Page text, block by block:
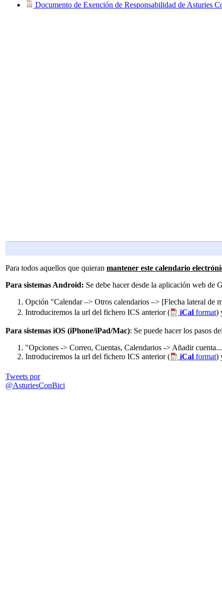
Documento de Exención de Responsabilidad de Asturies
Para todos aquellos que quieran mantener este calendario
Para sistemas Android: Se debe hacer desde la aplicación web de
Opción "Calendar –> Otros calendarios –> [Flecha lateral de
Introduciremos la url del fichero ICS anterior (
iCal format)
Para sistemas iOS (iPhone/iPad/Mac): Se puede hacer los pasos
"Opciones -> Correo, Cuentas, Calendarios -> Añadir
Introduciremos la url del fichero ICS anterior (
iCal format)
Tweets por
@AsturiesConBici